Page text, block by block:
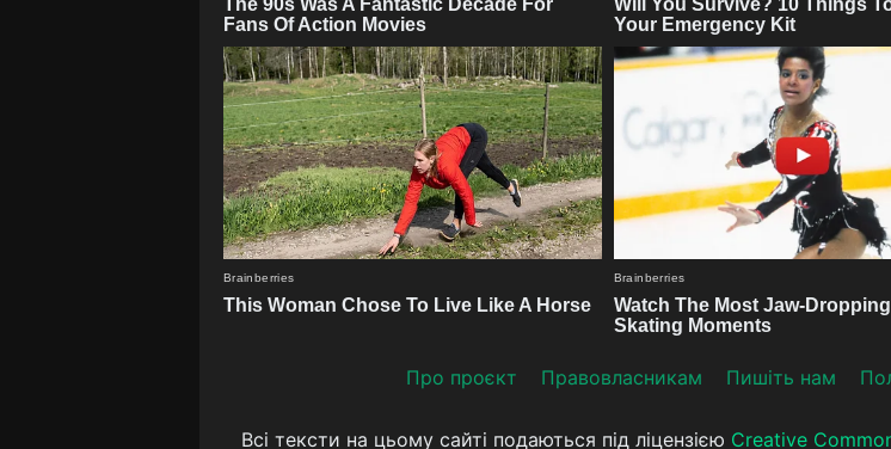
Про проєкт Прaвoвлaсникaм Пишіть нам
Всі тексти на цьому сайті подаються під ліцензією Creative